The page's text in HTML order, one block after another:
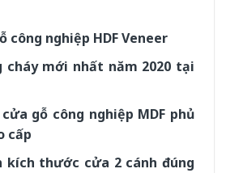
công nghiệp HDF Veneer
cháy mới nhất năm 2020 tại
gỗ công nghiệp MDF phủ
cấp
kích thước cửa 2 cánh đúng